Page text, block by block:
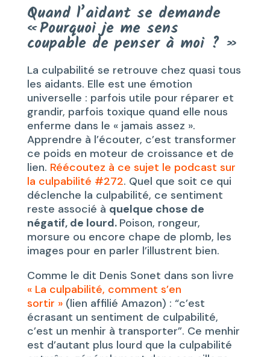
Quand l’aidant se demande
« Pourquoi je me sens
coupable de penser à moi ? »
La culpabilité se retrouve chez quasi tous
les aidants. Elle est une émotion
universelle : parfois utile pour réparer et
grandir, parfois toxique quand elle nous
enferme dans le « jamais assez ».
Apprendre à l’écouter, c’est transformer
ce poids en moteur de croissance et de
lien. Réécoutez à ce sujet le podcast sur
la culpabilité #272. Quel que soit ce qui
déclenche la culpabilité, ce sentiment
reste associé à quelque chose de
négatif, de lourd. Poison, rongeur,
morsure ou encore chape de plomb, les
images pour en parler l’illustrent bien.
Comme le dit Denis Sonet dans son livre
« La culpabilité, comment s’en
sortir » (lien affilié Amazon) : “c’est
écrasant un sentiment de culpabilité,
c’est un menhir à transporter”. Ce menhir
est d’autant plus lourd que la culpabilité